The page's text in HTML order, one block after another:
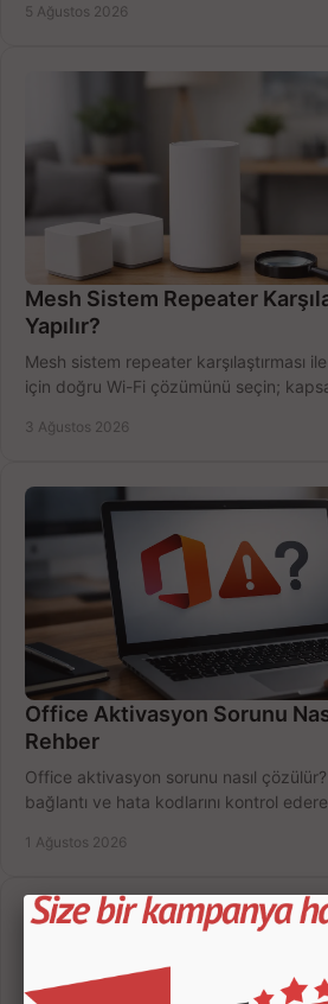
5 Ağustos 2026
Mesh Sistem Repeater
Yapılır?
Mesh sistem repeater karşılaştırması
için doğru Wi-Fi çözümünü seçin;
3 Ağustos 2026
Office Aktivasyon Sorunu
Rehber
Office aktivasyon sorunu nasıl
bağlantı ve hata kodlarını kontrol
1 Ağustos 2026